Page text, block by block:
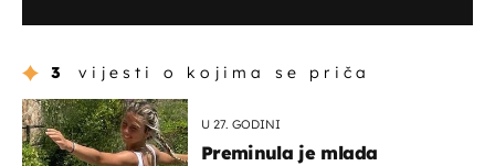
3 vijesti o kojima se priča
U 27. GODINI
Preminula je mlada